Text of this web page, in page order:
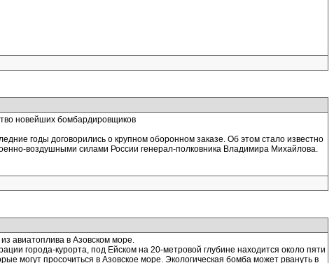
новейших бомбардировщиков
годы договорились о крупном оборонном заказе. Об этом стало известно
воздушными силами России генерал-полковника Владимира Михайлова.
авиатоплива в Азовском море.
города-курорта, под Ейском на 20-метровой глубине находится около пяти
могут просочиться в Азовское море. Экологическая бомба может рвануть в